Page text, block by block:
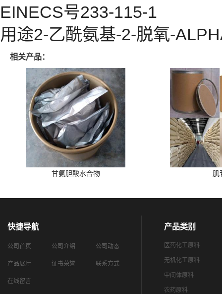
EINECS号233-115-1
用途2-乙酰氨基-2-脱氧-
相关产品：
甘氨胆酸水合物 肌
快捷导航
公司首页 公司介绍 公司动态
产品展厅 证书荣誉 联系方式
在线留言
产品类别
医药化工原料
无机化工原料
中间体原料
农药原料